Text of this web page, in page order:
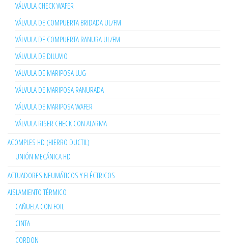
VÁLVULA CHECK WAFER
VÁLVULA DE COMPUERTA BRIDADA UL/FM
VÁLVULA DE COMPUERTA RANURA UL/FM
VÁLVULA DE DILUVIO
VÁLVULA DE MARIPOSA LUG
VÁLVULA DE MARIPOSA RANURADA
VÁLVULA DE MARIPOSA WAFER
VÁLVULA RISER CHECK CON ALARMA
ACOMPLES HD (HIERRO DUCTIL)
UNIÓN MECÁNICA HD
ACTUADORES NEUMÁTICOS Y ELÉCTRICOS
AISLAMIENTO TÉRMICO
CAÑUELA CON FOIL
CINTA
CORDON